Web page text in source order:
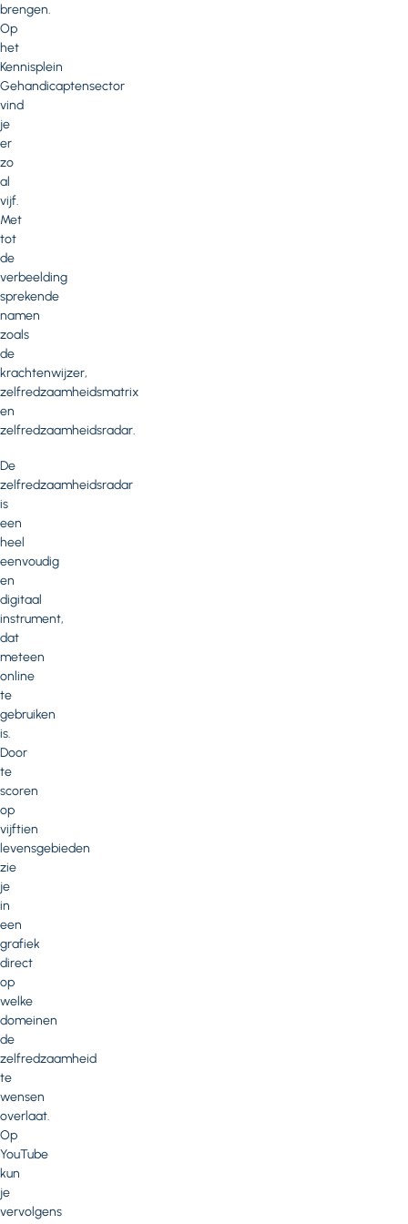
brengen.
Op
het
Kennisplein
Gehandicaptensector
vind
je
er
zo
al
vijf.
Met
tot
de
verbeelding
sprekende
namen
zoals
de
krachtenwijzer,
zelfredzaamheidsmatrix
en
zelfredzaamheidsradar.
De
zelfredzaamheidsradar
is
een
heel
eenvoudig
en
digitaal
instrument,
dat
meteen
online
te
gebruiken
is.
Door
te
scoren
op
vijftien
levensgebieden
zie
je
in
een
grafiek
direct
op
welke
domeinen
de
zelfredzaamheid
te
wensen
overlaat.
Op
YouTube
kun
je
vervolgens